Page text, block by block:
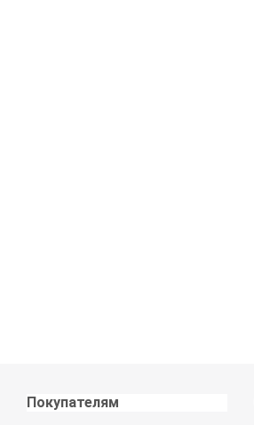
Покупателям